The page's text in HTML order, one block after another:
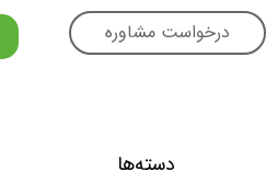
درخواست مشاوره
دسته‌ها